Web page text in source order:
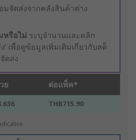
มจัดส่งจากคลังสินค้าต่าง
หรือไม่ ระบุจำนวนและคลิก
’ เพื่อดูข้อมูลเพิ่มเติมเกี่ยวกับสต็
ดส่ง
ย ต่อแพ็ค*
THB715.90